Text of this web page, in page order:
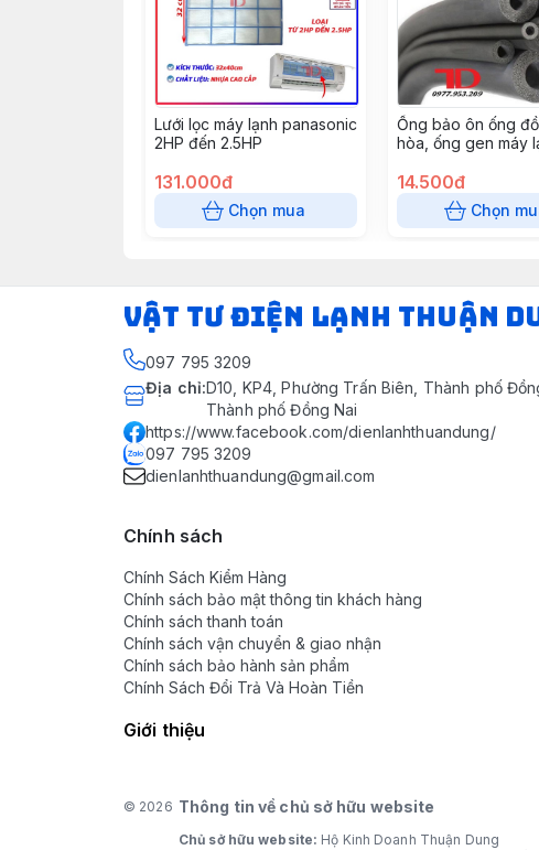
Lưới lọc máy lạnh panasonic
2HP đến 2.5HP
131.000đ
Chọn mua
Ống bảo ôn ống
hòa, ống gen máy
2 mét
14.500đ
Chọn
VẬT TƯ ĐIỆN LẠNH THUẬN
097 795 3209
Địa chỉ:D10, KP4, Phường Trấn Biên, Thành phố
Thành phố Đồng Nai
https://www.facebook.com/dienlanhthuandung/
097 795 3209
dienlanhthuandung@gmail.com
Chính sách
Chính Sách Kiểm Hàng
Chính sách bảo mật thông tin khách hàng
Chính sách thanh toán
Chính sách vận chuyển & giao nhận
Chính sách bảo hành sản phẩm
Chính Sách Đổi Trả Và Hoàn Tiền
Giới thiệu
© 2026 Thông tin về chủ sở hữu website
Chủ sở hữu website: Hộ Kinh Doanh Thuận Dung